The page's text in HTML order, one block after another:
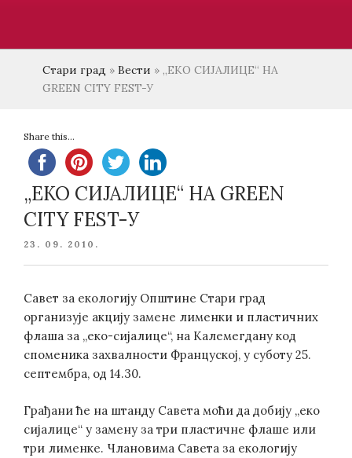
Стари град » Вести » „ЕКО СИЈАЛИЦЕ“ НА
GREEN CITY FEST-У
Share this...
„ЕКО СИЈАЛИЦЕ“ НА GREEN
CITY FEST-У
POSTED
23. 09. 2010.
Савет за екологију Општине Стари град
организује акцију замене лименки и пластичних
флаша за „еко-сијалице“, на Калемегдану код
споменика захвалности Француској, у суботу 25.
септембра, од 14.30.
Грађани ће на штанду Савета моћи да добију „еко
сијалице“ у замену за три пластичне флаше или
три лименке. Члановима Савета за екологију